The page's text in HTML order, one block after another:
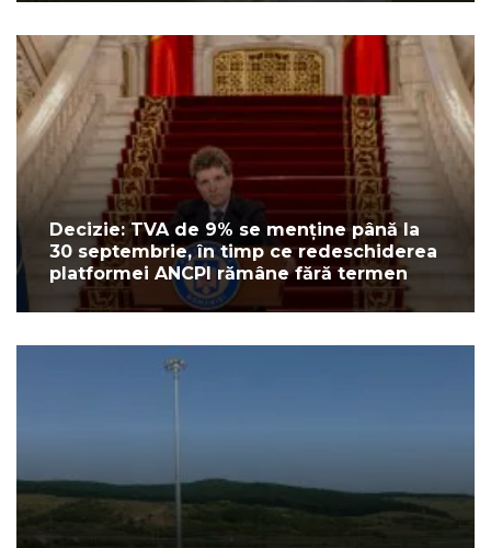
Decizie: TVA de 9% se menține până la
30 septembrie, în timp ce redeschiderea
platformei ANCPI rămâne fără termen